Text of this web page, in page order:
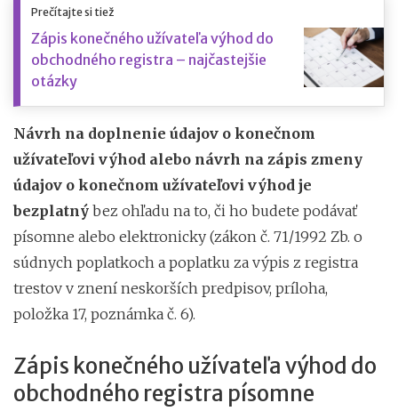
Prečítajte si tiež
Zápis konečného užívateľa výhod do
obchodného registra – najčastejšie
otázky
Návrh na doplnenie údajov o konečnom
užívateľovi výhod alebo návrh na zápis zmeny
údajov o konečnom užívateľovi výhod je
bezplatný bez ohľadu na to, či ho budete podávať
písomne alebo elektronicky (zákon č. 71/1992 Zb. o
súdnych poplatkoch a poplatku za výpis z registra
trestov v znení neskorších predpisov, príloha,
položka 17, poznámka č. 6).
Zápis konečného užívateľa výhod do
obchodného registra písomne